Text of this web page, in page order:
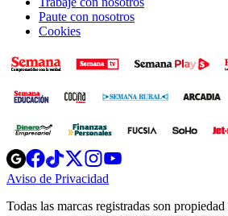
Paute con nosotros
Cookies
Opens
in
new
Opens
in
new
Opens
in
new
window
Opens
new
windowwindow
Aviso de Privacidad
new
Todas las marcas registradas son